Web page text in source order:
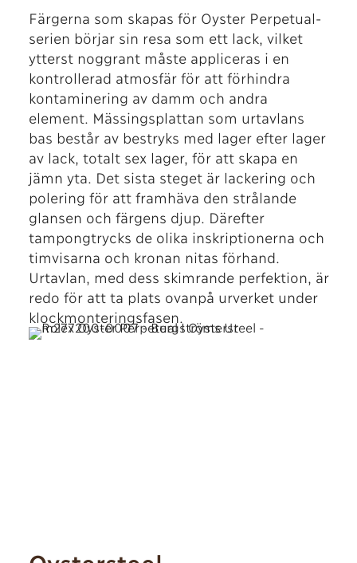
Färgerna som skapas för Oyster Perpetual-
serien börjar sin resa som ett lack, vilket
ytterst noggrant måste appliceras i en
kontrollerad atmosfär för att förhindra
kontaminering av damm och andra
element. Mässingsplattan som urtavlans
bas består av bestryks med lager efter lager
av lack, totalt sex lager, för att skapa en
jämn yta. Det sista steget är lackering och
polering för att framhäva den strålande
glansen och färgens djup. Därefter
tampongtrycks de olika inskriptionerna och
timvisarna och kronan nitas förhand.
Urtavlan, med dess skimrande perfektion, är
redo för att ta plats ovanpå urverket under
klockmonteringsfasen.